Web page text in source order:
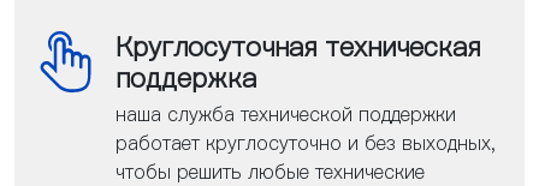
Круглосуточная техническая
поддержка
наша служба технической поддержки
работает круглосуточно и без выходных,
чтобы решить любые технические